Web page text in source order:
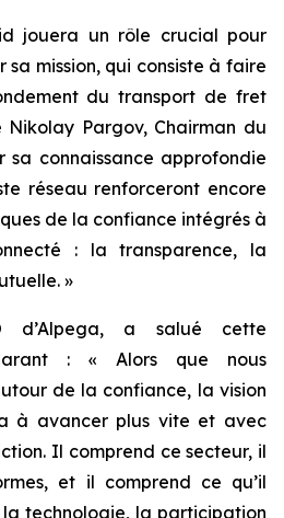
jouera un rôle crucial pour
mission, qui consiste à faire
du transport de fret
Pargov, Chairman du
sa connaissance approfondie
réseau renforceront encore
de la confiance intégrés à
: la transparence, la
»
d’Alpega, a salué cette
: « Alors que nous
de la confiance, la vision
à avancer plus vite et avec
Il comprend ce secteur, il
et il comprend ce qu’il
technologie, la participation